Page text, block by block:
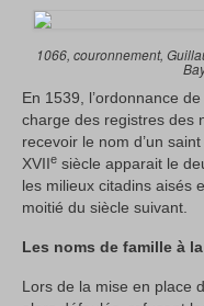
1066, couronnement,
En 1539, l’ordonnance
charge des registres des
recevoir le nom d’un
XVIIe siècle apparait le
les milieux citadins aisés
moitié du siècle suivant.
Les noms de famille à
Lors de la mise en place